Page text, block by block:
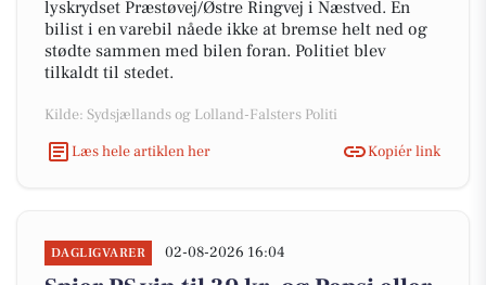
lyskrydset Præstøvej/Østre Ringvej i Næstved. En
bilist i en varebil nåede ikke at bremse helt ned og
stødte sammen med bilen foran. Politiet blev
tilkaldt til stedet.
Kilde: Sydsjællands og Lolland-Falsters Politi
Læs hele artiklen her
Kopiér link
DAGLIGVARER 02-08-2026 16:04